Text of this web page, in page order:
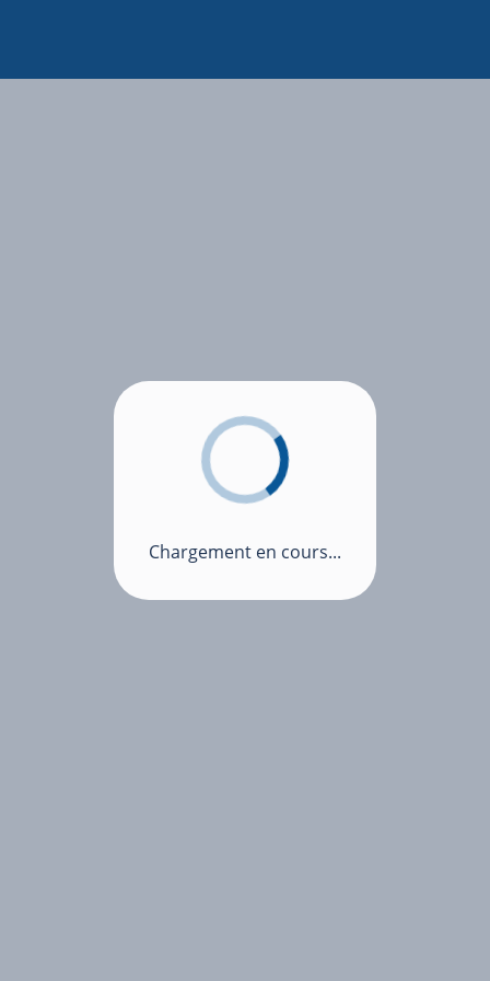
Chargement en cours...